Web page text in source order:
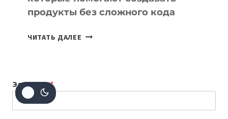
продукты без сложного кода
ЧИТАТЬ ДАЛЕЕ 7
СОЗДАВАТЬ
Эл. почта*